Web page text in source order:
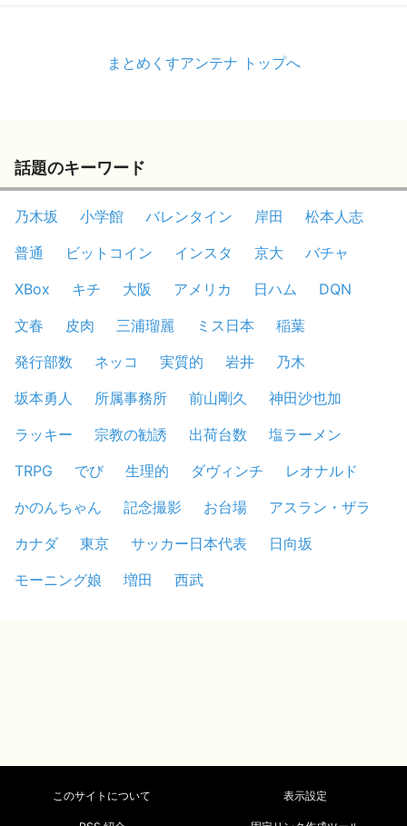
まとめくすアンテナ トップへ
話題のキーワード
乃木坂 小学館 バレンタイン 岸田
松本人志
普通
ビットコイン インスタ 京大
バチャ
XBox
キチ 大阪 アメリカ 日ハム
DQN
文春
皮肉 三浦瑠麗 ミス日本
稲葉
発行部数
ネッコ 実質的 岩井
乃木
坂本勇人
所属事務所 前山剛久
神田沙也加
ラッキー
宗教の勧誘 出荷台数
塩ラーメン
TRPG
でび 生理的 ダヴィンチ
レオナルド
かのんちゃん
記念撮影 お台場
アスラン・ザラ
カナダ
東京 サッカー日本代表
日向坂
モーニング娘
増田 西武
このサイトについて 表示設定